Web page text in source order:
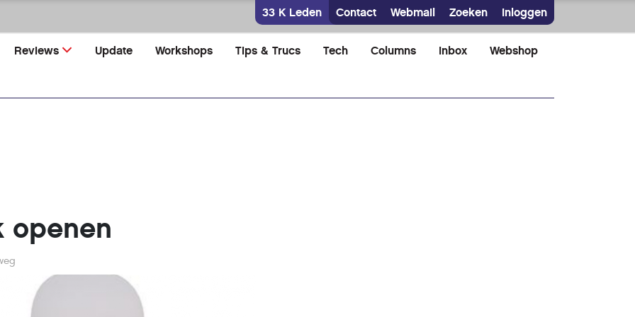
33 K Leden Contact Webmail Zoeken Inloggen
Reviews Update Workshops Tips & Trucs Tech Columns Inbox Webshop
openen